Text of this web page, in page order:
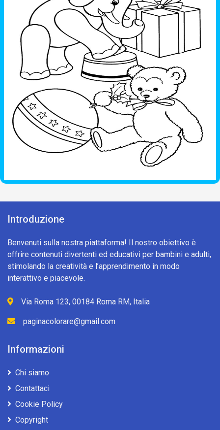
Introduzione
Benvenuti sulla nostra piattaforma! Il nostro obiettivo è
offrire contenuti divertenti ed educativi per bambini e adulti,
stimolando la creatività e l’apprendimento in modo
interattivo e piacevole.
Via Roma 123, 00184 Roma RM, Italia
paginacolorare@gmail.com
Informazioni
Chi siamo
Contattaci
Cookie Policy
Copyright